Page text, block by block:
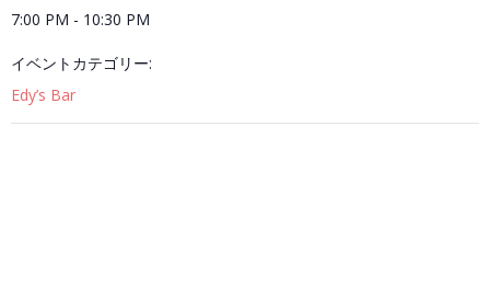
7:00 PM - 10:30 PM
イベントカテゴリー:
Edy’s Bar